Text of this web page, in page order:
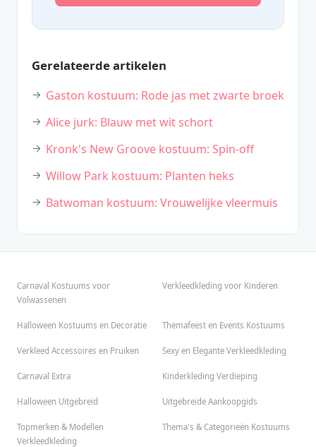
Gerelateerde artikelen
Gaston kostuum: Rode jas met zwarte broek
Alice jurk: Blauw met wit schort
Kronk's New Groove kostuum: Spin-off
Willow Park kostuum: Planten heks
Batwoman kostuum: Vrouwelijke vleermuis
Carnaval Kostuums voor
Volwassenen
Verkleedkleding voor Kinderen
Halloween Kostuums en Decoratie Themafeest en Events Kostuums
Verkleed Accessoires en Pruiken Sexy en Elegante Verkleedkleding
Carnaval Extra Kinderkleding Verdieping
Halloween Uitgebreid Uitgebreide Aankoopgids
Topmerken & Modellen
Verkleedkleding
Thema's & Categorieën Kostuums